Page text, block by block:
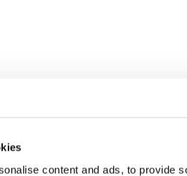
content and ads, to provide